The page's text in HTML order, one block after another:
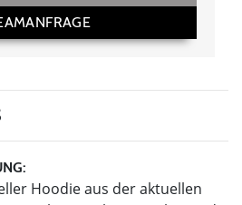
Hoodie aus der aktuellen